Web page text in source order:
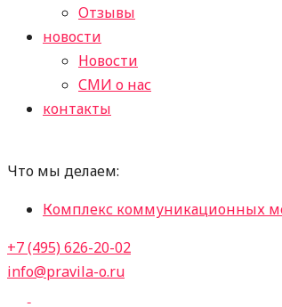
Отзывы
новости
Новости
СМИ о нас
контакты
Что мы делаем:
Комплекс коммуникационных
+7 (495) 626-20-02
info@pravila-o.ru